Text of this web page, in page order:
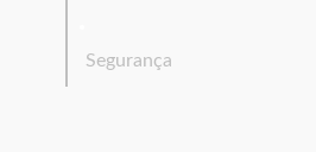
Segurança